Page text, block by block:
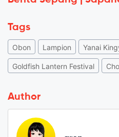
Tags
Obon Lampion Yanai
Goldfish Lantern Festival
Author